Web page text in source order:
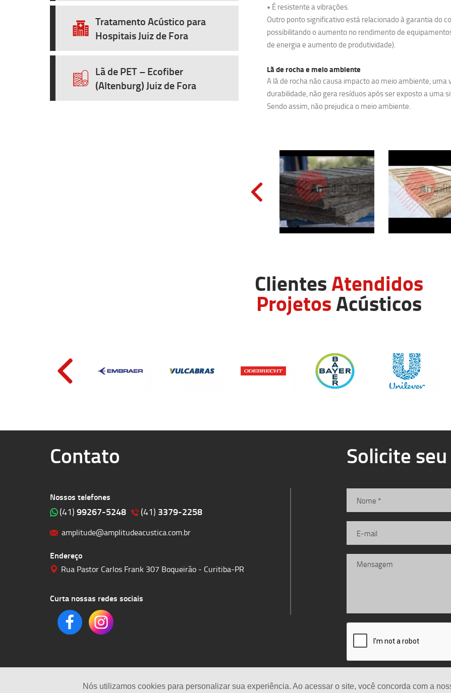
Tratamento Acústico para
Hospitais Juiz de Fora
Lã de PET – Ecofiber
(Altenburg) Juiz de Fora
• É resistente a vibrações.
Outro ponto significativo está relacionado à garantia do
possibilitando o aumento no rendimento de
de energia e aumento de produtividade).
Lã de rocha e meio ambiente
A lã de rocha não causa impacto ao meio ambiente, uma
durabilidade, não gera resíduos após ser exposto a uma
Sendo assim, não prejudica o meio ambiente.
ClientesAtendidos
ProjetosAcústicos
Contato
Nossos telefones
(41) 99267-5248 (41) 3379-2258
amplitude@amplitudeacustica.com.br
Endereço
Rua Pastor Carlos Frank 307 Boqueirão - Curitiba-PR
Curta nossas redes sociais
Solicite
Nós utilizamos cookies para personalizar sua experiência. Ao acessar o site, você concorda com a